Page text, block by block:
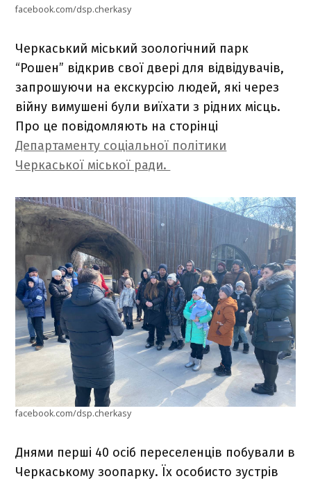
facebook.com/dsp.cherkasy
Черкаський міський зоологічний парк
“Рошен” відкрив свої двері для відвідувачів,
запрошуючи на екскурсію людей, які через
війну вимушені були виїхати з рідних місць.
Про це повідомляють на сторінці
Департаменту соціальної політики
Черкаської міської ради.
facebook.com/dsp.cherkasy
Днями перші 40 осіб переселенців побували в
Черкаському зоопарку. Їх особисто зустрів